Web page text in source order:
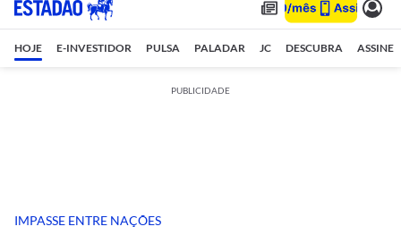
HOJE E-INVESTIDOR PULSA PALADAR JC DESCUBRA ASSINE
PUBLICIDADE
IMPASSE ENTRE NAÇÕES